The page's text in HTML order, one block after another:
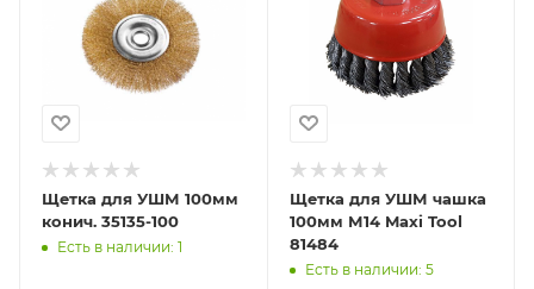
Щетка для УШМ 100мм
конич. 35135-100
Есть в наличии: 1
Щетка для УШМ чашка
100мм М14 Maxi Tool
81484
Есть в наличии: 5